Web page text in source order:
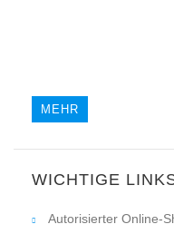
MEHR
WICHTIGE
Autorisierter Online-